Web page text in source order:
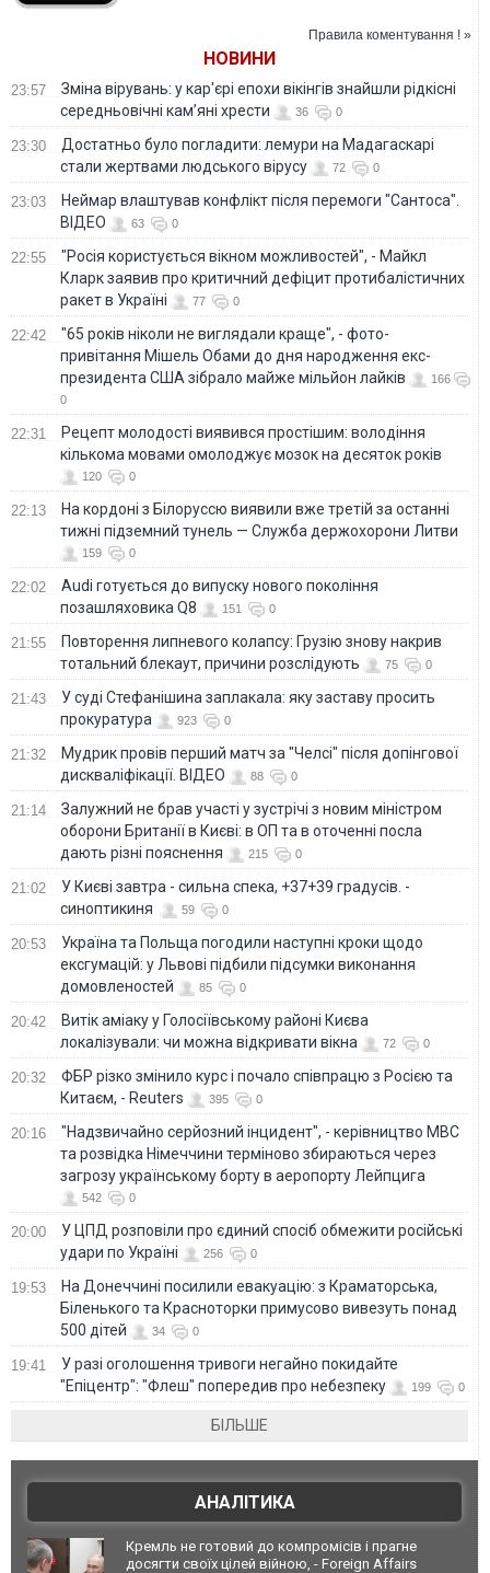
Правила коментування ! »
НОВИНИ
23:57
Зміна вірувань: у кар'єрі епохи вікінгів знайшли рідкісні
середньовічні кам’яні хрести
36 0
23:30
Достатньо було погладити: лемури на Мадагаскарі
стали жертвами людського вірусу
72 0
23:03
Неймар влаштував конфлікт після перемоги "Сантоса".
ВІДЕО
63 0
22:55
"Росія користується вікном можливостей", - Майкл
Кларк заявив про критичний дефіцит протибалістичних
ракет в Україні
77 0
22:42
"65 років ніколи не виглядали краще", - фото-
привітання Мішель Обами до дня народження екс-
президента США зібрало майже мільйон лайків
166
0
22:31
Рецепт молодості виявився простішим: володіння
кількома мовами омолоджує мозок на десяток років
120 0
22:13
На кордоні з Білоруссю виявили вже третій за останні
тижні підземний тунель — Служба держохорони Литви
159 0
22:02
Audi готується до випуску нового покоління
позашляховика Q8
151 0
21:55
Повторення липневого колапсу: Грузію знову накрив
тотальний блекаут, причини розслідують
75 0
21:43
У суді Стефанішина заплакала: яку заставу просить
прокуратура
923 0
21:32
Мудрик провів перший матч за "Челсі" після допінгової
дискваліфікації. ВІДЕО
88 0
21:14
Залужний не брав участі у зустрічі з новим міністром
оборони Британії в Києві: в ОП та в оточенні посла
дають різні пояснення
215 0
21:02
У Києві завтра - сильна спека, +37+39 градусів. -
синоптикиня
59 0
20:53
Україна та Польща погодили наступні кроки щодо
ексгумацій: у Львові підбили підсумки виконання
домовленостей
85 0
20:42
Витік аміаку у Голосіївському районі Києва
локалізували: чи можна відкривати вікна
72 0
20:32
ФБР різко змінило курс і почало співпрацю з Росією та
Китаєм, - Reuters
395 0
20:16
"Надзвичайно серйозний інцидент", - керівництво МВС
та розвідка Німеччини терміново збираються через
загрозу українському борту в аеропорту Лейпцига
542 0
20:00
У ЦПД розповіли про єдиний спосіб обмежити російські
удари по Україні
256 0
19:53
На Донеччині посилили евакуацію: з Краматорська,
Біленького та Красноторки примусово вивезуть понад
500 дітей
34 0
19:41
У разі оголошення тривоги негайно покидайте
"Епіцентр": "Флеш" попередив про небезпеку
199 0
БІЛЬШЕ
АНАЛІТИКА
Кремль не готовий до компромісів і прагне
досягти своїх цілей війною, - Foreign Affairs